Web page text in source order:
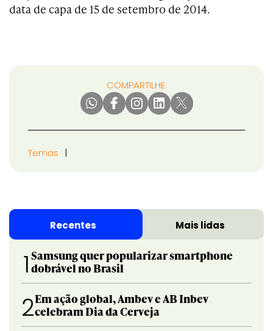
data de capa de 15 de setembro de 2014.
COMPARTILHE:
Temas
Recentes Mais lidas
1 Samsung quer popularizar smartphone
dobrável no Brasil
2Em ação global, Ambev e AB Inbev
celebram Dia da Cerveja